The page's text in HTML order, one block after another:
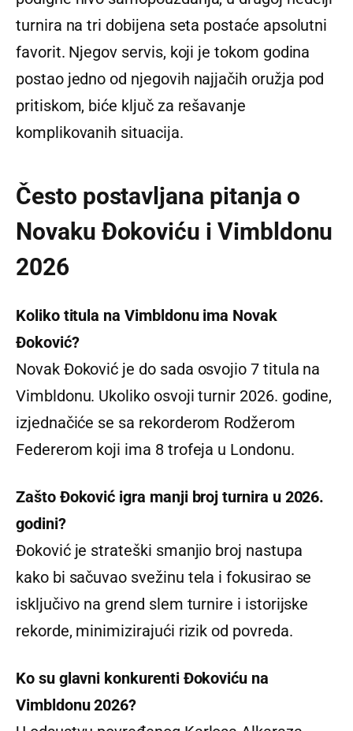
turnira na tri dobijena seta postaće apsolutni
favorit. Njegov servis, koji je tokom godina
postao jedno od njegovih najjačih oružja pod
pritiskom, biće ključ za rešavanje
komplikovanih situacija.
Često postavljana pitanja o
Novaku Đokoviću i Vimbldonu
2026
Koliko titula na Vimbldonu ima Novak
Đoković?
Novak Đoković je do sada osvojio 7 titula na
Vimbldonu. Ukoliko osvoji turnir 2026. godine,
izjednačiće se sa rekorderom Rodžerom
Federerom koji ima 8 trofeja u Londonu.
Zašto Đoković igra manji broj turnira u 2026.
godini?
Đoković je strateški smanjio broj nastupa
kako bi sačuvao svežinu tela i fokusirao se
isključivo na grend slem turnire i istorijske
rekorde, minimizirajući rizik od povreda.
Ko su glavni konkurenti Đokoviću na
Vimbldonu 2026?